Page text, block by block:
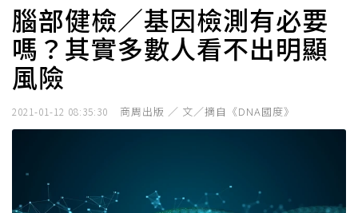
腦部健檢／基因檢測有必要
嗎？其實多數人看不出明顯
風險
2021-01-12 08:35:30 商周出版 ／ 文／摘自《DNA國度》